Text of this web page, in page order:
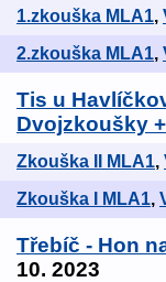
1.zkouška MLA1,
2.zkouška MLA1,
Tis u
Dvojzkoušky
Zkouška II MLA1,
Zkouška I MLA1,
Třebíč - Hon
10. 2023